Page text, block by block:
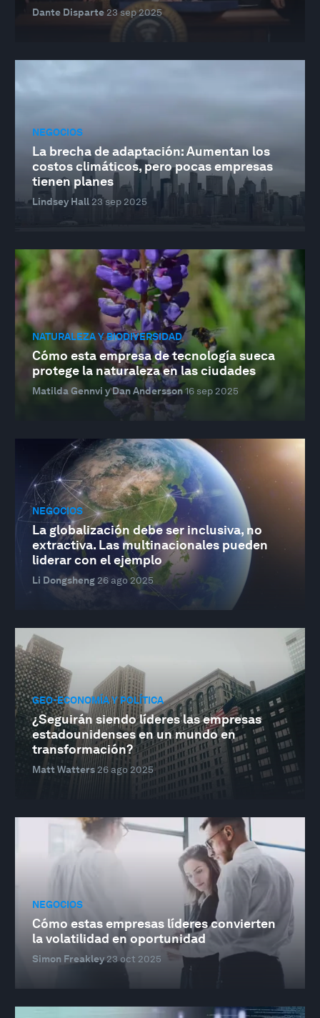
Dante Disparte 23 sep 2025
NEGOCIOS
La brecha de adaptación: Aumentan los
costos climáticos, pero pocas empresas
tienen planes
Lindsey Hall 23 sep 2025
NATURALEZA Y BIODIVERSIDAD
Cómo esta empresa de tecnología sueca
protege la naturaleza en las ciudades
Matilda Gennvi y Dan Andersson16 sep 2025
NEGOCIOS
La globalización debe ser inclusiva, no
extractiva. Las multinacionales pueden
liderar con el ejemplo
Li Dongsheng 26 ago 2025
GEO-ECONOMÍA Y POLÍTICA
¿Seguirán siendo líderes las empresas
estadounidenses en un mundo en
transformación?
Matt Watters26 ago 2025
NEGOCIOS
Cómo estas empresas líderes convierten
la volatilidad en oportunidad
Simon Freakley23 oct 2025